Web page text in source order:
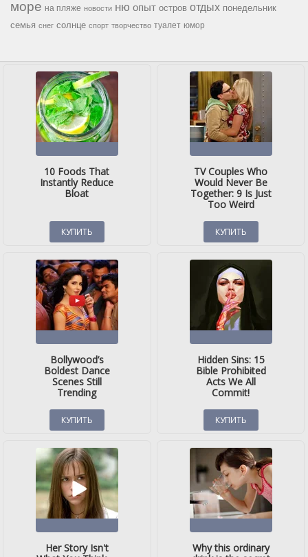
море на пляже новости ню опыт остров отдых понедельник
семья снег солнце спорт творчество туалет юмор